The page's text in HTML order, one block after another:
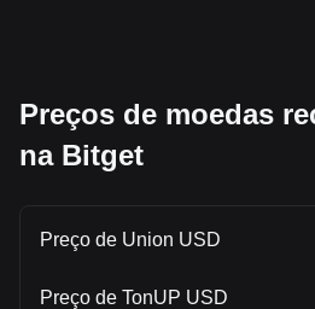
Preços de moedas
na Bitget
Preço de Union USD
Preço de TonUP USD